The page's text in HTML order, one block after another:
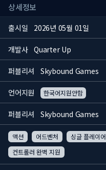
상세정보
출시일 2026년 05월 01일
개발사 Quarter Up
퍼블리셔 Skybound Games
언어지원 한국어지원안함
퍼블리셔 Skybound Games
액션 어드벤처 싱글 플레이어
컨트롤러 완벽 지원